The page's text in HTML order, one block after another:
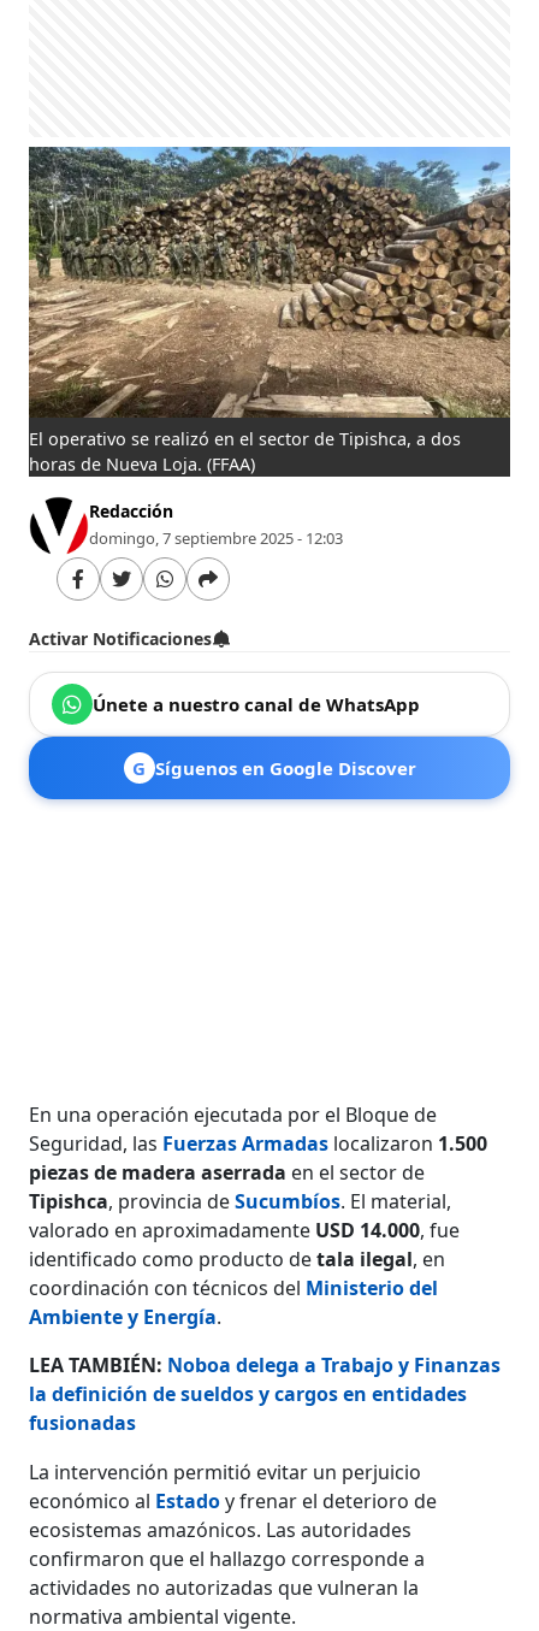
El operativo se realizó en el sector de Tipishca, a dos
horas de Nueva Loja. (FFAA)
Redacción
domingo, 7 septiembre 2025 - 12:03
Activar Notificaciones
Únete a nuestro canal de WhatsApp
G Síguenos en Google Discover
En una operación ejecutada por el Bloque de
Seguridad, las Fuerzas Armadas localizaron 1.500
piezas de madera aserrada en el sector de
Tipishca, provincia deSucumbíos. El material,
valorado en aproximadamente USD 14.000, fue
identificado como producto detala ilegal, en
coordinación con técnicos del Ministerio del
Ambiente y Energía.
LEA TAMBIÉN: Noboa delega a Trabajo y Finanzas
la definición de sueldos y cargos en entidades
fusionadas
La intervención permitió evitar un perjuicio
económico al Estadoy frenar el deterioro de
ecosistemas amazónicos. Las autoridades
confirmaron que el hallazgo corresponde a
actividades no autorizadas que vulneran la
normativa ambiental vigente.